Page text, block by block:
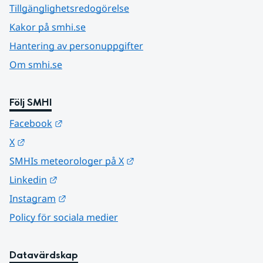
Tillgänglighetsredogörelse
Kakor på smhi.se
Hantering av personuppgifter
Om smhi.se
Följ SMHI
Facebook
X
SMHIs meteorologer på X
Linkedin
Instagram
Policy för sociala medier
Datavärdskap